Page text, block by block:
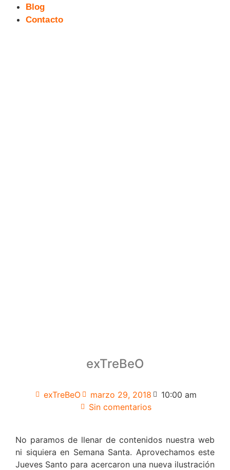
Blog
Contacto
exTreBeO
exTreBeO marzo 29, 2018
10:00 am
Sin comentarios
No paramos de llenar de contenidos nuestra web
ni siquiera en Semana Santa. Aprovechamos este
Jueves Santo para acercaron una nueva ilustración